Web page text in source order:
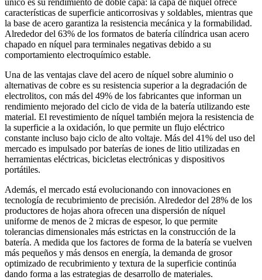
único es su rendimiento de doble capa: la capa de níquel ofrece
características de superficie anticorrosivas y soldables, mientras que
la base de acero garantiza la resistencia mecánica y la formabilidad.
Alrededor del 63% de los formatos de batería cilíndrica usan acero
chapado en níquel para terminales negativas debido a su
comportamiento electroquímico estable.
Una de las ventajas clave del acero de níquel sobre aluminio o
alternativas de cobre es su resistencia superior a la degradación de
electrolitos, con más del 49% de los fabricantes que informan un
rendimiento mejorado del ciclo de vida de la batería utilizando este
material. El revestimiento de níquel también mejora la resistencia de
la superficie a la oxidación, lo que permite un flujo eléctrico
constante incluso bajo ciclo de alto voltaje. Más del 41% del uso del
mercado es impulsado por baterías de iones de litio utilizadas en
herramientas eléctricas, bicicletas electrónicas y dispositivos
portátiles.
Además, el mercado está evolucionando con innovaciones en
tecnología de recubrimiento de precisión. Alrededor del 28% de los
productores de hojas ahora ofrecen una dispersión de níquel
uniforme de menos de 2 micras de espesor, lo que permite
tolerancias dimensionales más estrictas en la construcción de la
batería. A medida que los factores de forma de la batería se vuelven
más pequeños y más densos en energía, la demanda de grosor
optimizado de recubrimiento y textura de la superficie continúa
dando forma a las estrategias de desarrollo de materiales.